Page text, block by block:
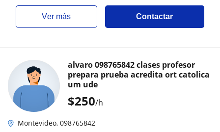
ver más Contactar
$250/h
alvaro 098765842 clases profesor
prepara prueba acredita ort catolica
um ude
Montevideo, 098765842